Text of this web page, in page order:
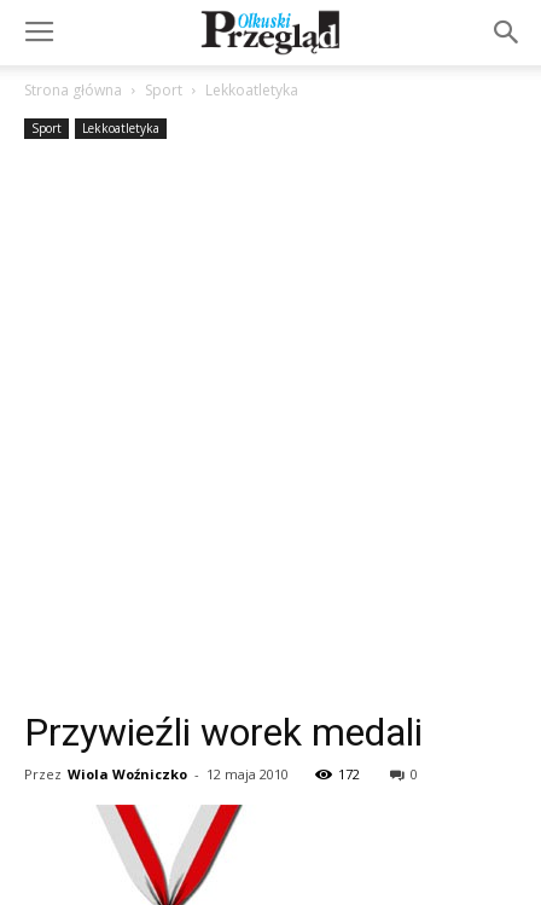
Strona główna Sport Lekkoatletyka
Sport Lekkoatletyka
Przywieźli worek medali
Przez Wiola Woźniczko - 12 maja 2010 172 0